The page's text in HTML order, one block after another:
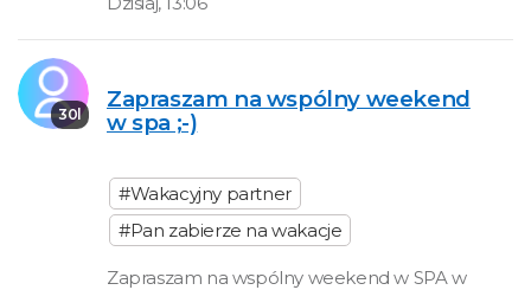
30l
Zapraszam na wspólny weekend
w spa ;-)
#Wakacyjny partner
#Pan zabierze na wakacje
Zapraszam na wspólny weekend w SPA w